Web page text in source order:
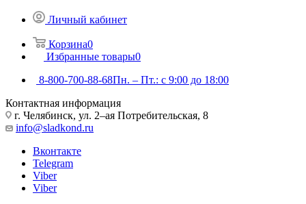
Личный кабинет
Корзина0
Избранные товары0
8-800-700-88-68Пн. – Пт.: с 9:00 до 18:00
Контактная информация
г. Челябинск, ул. 2–ая Потребительская, 8
info@sladkond.ru
Вконтакте
Telegram
Viber
Viber